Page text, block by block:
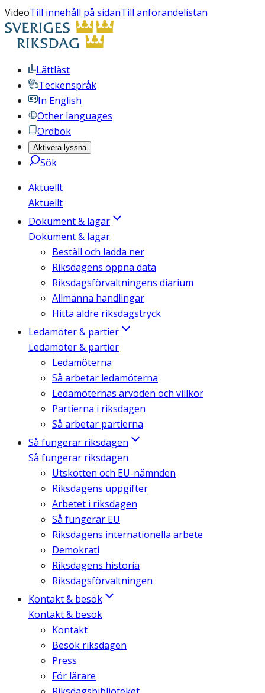
VideoTill innehåll på sidanTill anförandelistan
Lättläst
Teckenspråk
In English
Other languages
Ordbok
Aktivera lyssna
Sök
Aktuellt
Aktuellt
Dokument & lagar
Dokument & lagar
Beställ och ladda ner
Riksdagens öppna data
Riksdagsförvaltningens diarium
Allmänna handlingar
Hitta äldre riksdagstryck
Ledamöter & partier
Ledamöter & partier
Ledamöterna
Så arbetar ledamöterna
Ledamöternas arvoden och villkor
Partierna i riksdagen
Så arbetar partierna
Så fungerar riksdagen
Så fungerar riksdagen
Utskotten och EU-nämnden
Riksdagens uppgifter
Arbetet i riksdagen
Så fungerar EU
Riksdagens internationella arbete
Demokrati
Riksdagens historia
Riksdagsförvaltningen
Kontakt & besök
Kontakt & besök
Kontakt
Besök riksdagen
Press
För lärare